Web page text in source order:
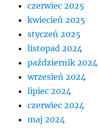
czerwiec 2025
kwiecień 2025
styczeń 2025
listopad 2024
październik 2024
wrzesień 2024
lipiec 2024
czerwiec 2024
maj 2024